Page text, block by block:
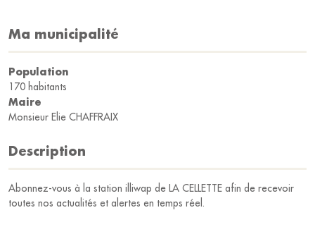
Ma municipalité
Population
170 habitants
Maire
Monsieur Elie CHAFFRAIX
Description
Abonnez-vous à la station illiwap de LA CELLETTE afin de recevoir
toutes nos actualités et alertes en temps réel.